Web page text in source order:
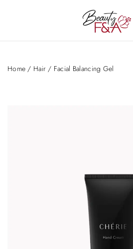
Home / Hair / Facial Balancing Gel